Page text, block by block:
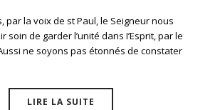
par la voix de st Paul, le Seigneur nous
soin de garder l’unité dans I’Esprit, par le
ne soyons pas étonnés de constater
LIRE LA SUITE